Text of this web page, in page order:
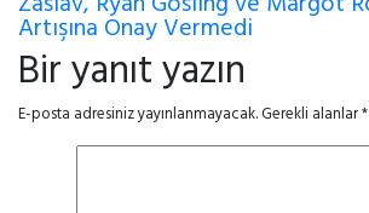
Artışına Onay Vermedi
Bir yanıt yazın
E-posta adresiniz yayınlanmayacak.Gerekli alanlar*